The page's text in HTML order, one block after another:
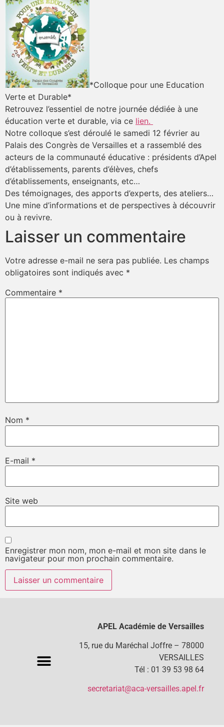
*Colloque pour une Education
Verte et Durable*
Retrouvez l’essentiel de notre journée dédiée à une
éducation verte et durable, via ce lien.
Notre colloque s’est déroulé le samedi 12 février au
Palais des Congrès de Versailles et a rassemblé des
acteurs de la communauté éducative : présidents d’Apel
d’établissements, parents d’élèves, chefs
d’établissements, enseignants, etc…
Des témoignages, des apports d’experts, des ateliers…
Une mine d’informations et de perspectives à découvrir
ou à revivre.
Laisser un commentaire
Votre adresse e-mail ne sera pas publiée. Les champs
obligatoires sont indiqués avec *
Commentaire *
Nom *
E-mail *
Site web
Enregistrer mon nom, mon e-mail et mon site dans le
navigateur pour mon prochain commentaire.
APEL Académie de Versailles
15, rue du Maréchal Joffre – 78000
VERSAILLES
Tél : 01 39 53 98 64
secretariat@aca-versailles.apel.fr